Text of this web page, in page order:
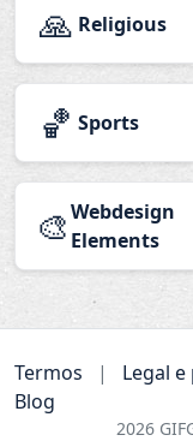
🙏 Religious
🏀 Sports
🎨 Webdesign
Elements
Termos | Legal
Blog
2026